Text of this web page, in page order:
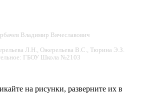
Владимир Вячеславович
Л.Н., Ожерельева В.С., Тюрина Э.З.
ГБОУ Школа №2103
на рисунки, разверните их в